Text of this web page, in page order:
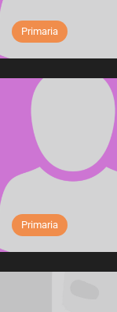
Primaria
Primaria